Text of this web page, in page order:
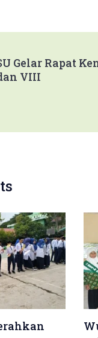
Gelar Rapat
VIII